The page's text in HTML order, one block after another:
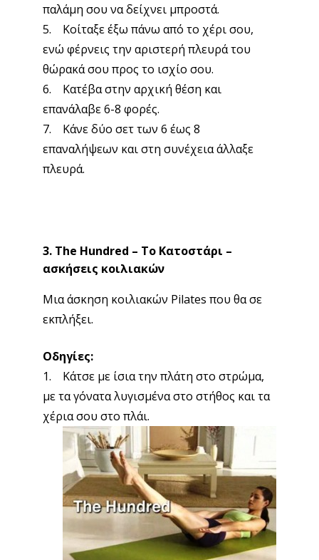
παλάμη σου να δείχνει μπροστά.
5. Κοίταξε έξω πάνω από το χέρι σου,
ενώ φέρνεις την αριστερή πλευρά του
θώρακά σου προς το ισχίο σου.
6. Κατέβα στην αρχική θέση και
επανάλαβε 6-8 φορές.
7. Κάνε δύο σετ των 6 έως 8
επαναλήψεων και στη συνέχεια άλλαξε
πλευρά.
3. Τhe Hundred – Το Κατοστάρι –
ασκήσεις κοιλιακών
Μια άσκηση κοιλιακών Pilates που θα σε
εκπλήξει.
Οδηγίες:
1. Κάτσε με ίσια την πλάτη στο στρώμα,
με τα γόνατα λυγισμένα στο στήθος και τα
χέρια σου στο πλάι.